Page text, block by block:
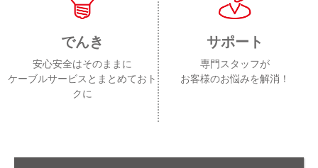
でんき
安心安全はそのままに
ケーブルサービスとまとめておト
クに
サポート
専門スタッフが
お客様のお悩みを解消！